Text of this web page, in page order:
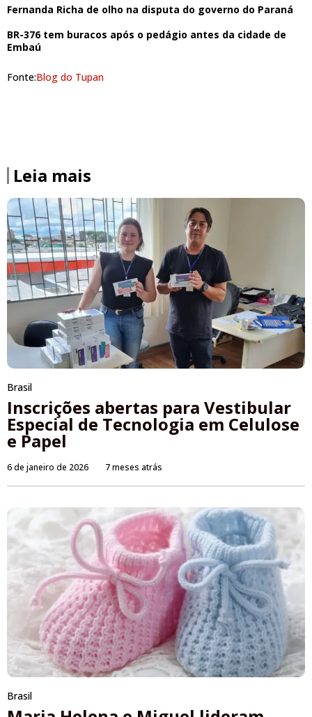
Fernanda Richa de olho na disputa do governo do Paraná
BR-376 tem buracos após o pedágio antes da cidade de
Embaú
Fonte:Blog do Tupan
Leia mais
Brasil
Inscrições abertas para Vestibular
Especial de Tecnologia em Celulose
e Papel
6 de janeiro de 2026 7 meses atrás
Brasil